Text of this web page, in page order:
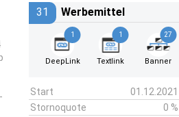
31 Werbemittel
1
DeepLink
1
Textlink
27
Banner
Start
01.12.2021
Stornoquote
0 %